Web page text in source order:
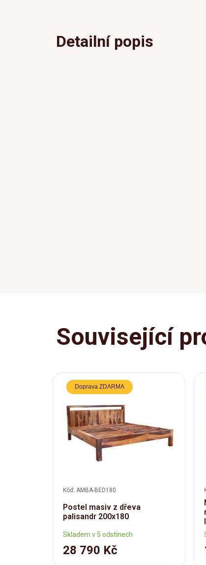
Detailní popis
Související
Doprava ZDARMA
Kód: AMBA-BED180
Postel masiv z dřeva
palisandr 200x180
Skladem v 5 odstínech
28 790 Kč